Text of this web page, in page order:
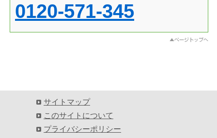
0120-571-345
サイトマップ
このサイトについて
プライバシーポリシー